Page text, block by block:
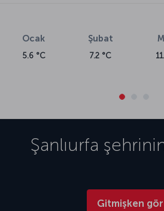
Ocak
5.6 °C
Şubat
7.2 °C
Şanlıurfa
Gitmişken gör